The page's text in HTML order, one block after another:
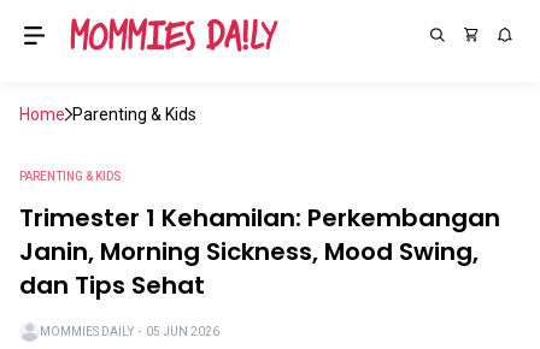
Home Parenting & Kids
PARENTING & KIDS
Trimester 1 Kehamilan: Perkembangan
Janin, Morning Sickness, Mood Swing,
dan Tips Sehat
MOMMIES DAILY ・ 05 JUN 2026